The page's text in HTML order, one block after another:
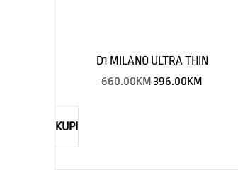
D1 MILANO ULTRA THIN
660.00KM396.00 KM
KUPI